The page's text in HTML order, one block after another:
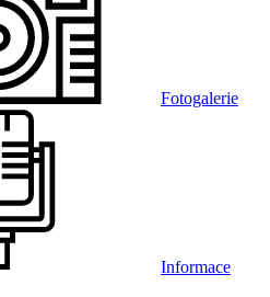
Fotogalerie
Informace